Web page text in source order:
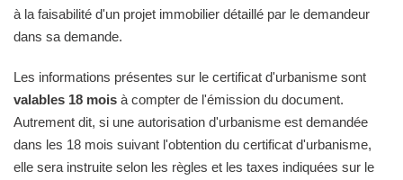
à la faisabilité d'un projet immobilier détaillé par le demandeur
dans sa demande.
Les informations présentes sur le certificat d'urbanisme sont
valables 18 mois à compter de l'émission du document.
Autrement dit, si une autorisation d'urbanisme est demandée
dans les 18 mois suivant l'obtention du certificat d'urbanisme,
elle sera instruite selon les règles et les taxes indiquées sur le